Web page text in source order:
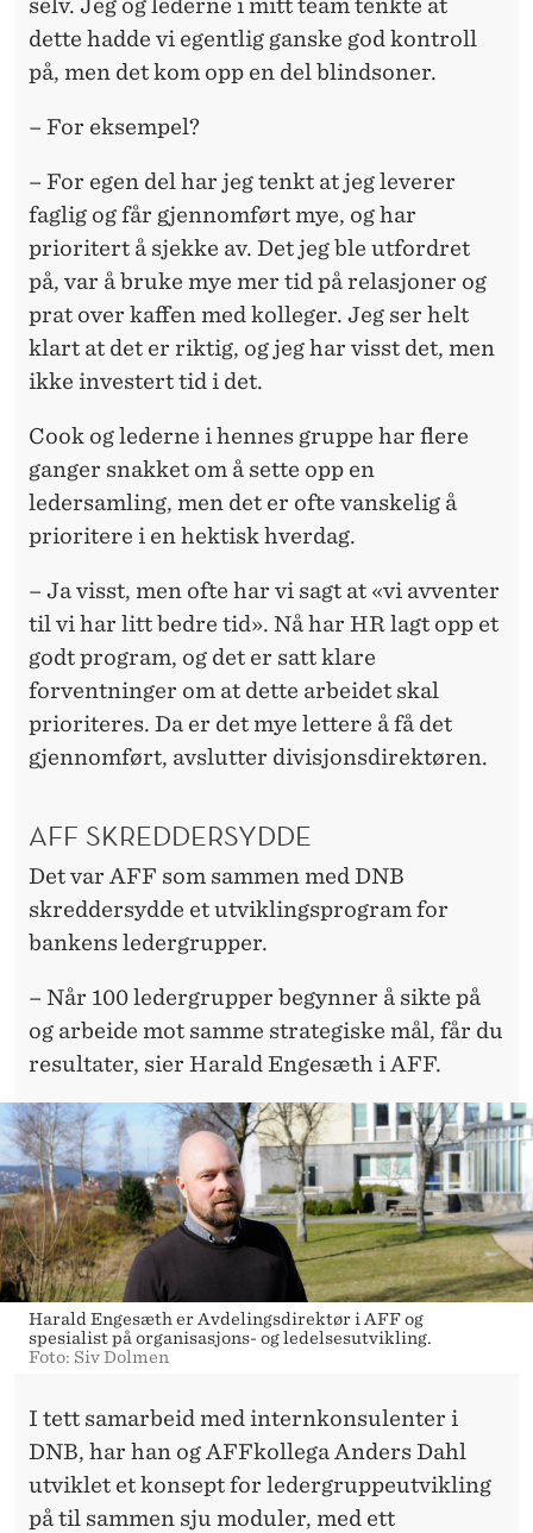
selv. Jeg og lederne i mitt team tenkte at
dette hadde vi egentlig ganske god kontroll
på, men det kom opp en del blindsoner.
– For eksempel?
– For egen del har jeg tenkt at jeg leverer
faglig og får gjennomført mye, og har
prioritert å sjekke av. Det jeg ble utfordret
på, var å bruke mye mer tid på relasjoner og
prat over kaffen med kolleger. Jeg ser helt
klart at det er riktig, og jeg har visst det, men
ikke investert tid i det.
Cook og lederne i hennes gruppe har flere
ganger snakket om å sette opp en
ledersamling, men det er ofte vanskelig å
prioritere i en hektisk hverdag.
– Ja visst, men ofte har vi sagt at «vi avventer
til vi har litt bedre tid». Nå har HR lagt opp et
godt program, og det er satt klare
forventninger om at dette arbeidet skal
prioriteres. Da er det mye lettere å få det
gjennomført, avslutter divisjonsdirektøren.
AFF SKREDDERSYDDE
Det var AFF som sammen med DNB
skreddersydde et utviklingsprogram for
bankens ledergrupper.
– Når 100 ledergrupper begynner å sikte på
og arbeide mot samme strategiske mål, får du
resultater, sier Harald Engesæth i AFF.
Harald Engesæth er Avdelingsdirektør i AFF og
spesialist på organisasjons- og ledelsesutvikling.
Foto: Siv Dolmen
I tett samarbeid med internkonsulenter i
DNB, har han og AFFkollega Anders Dahl
utviklet et konsept for ledergruppeutvikling
på til sammen sju moduler, med ett